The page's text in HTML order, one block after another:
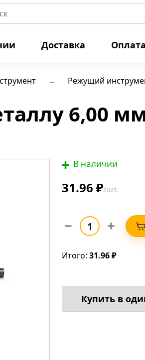
Доставка Оплата
Режущий
6,00
В наличии
31.96 ₽/шт.
Итого: 31.96 ₽
Купить в